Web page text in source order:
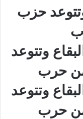
حزب
وتتوعد
من حرب
وتتوعد
من حرب